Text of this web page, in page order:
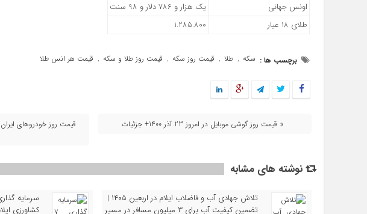
اونس جهانی
یک هزار و 786 دلار و 98 سنت
طلای ۱۸ عیار
1.285.800
برچسب ها : سکه , طلا , قیمت روز سکه , قیمت روز طلا و سکه , قیمت هر انس طلا
« قیمت روز گوشی موبایل در امروز 23 آذر 1400+ جزئیات
نوشته های مشابه
تلاش جهادی آب و فاضلاب ایلام در اربعین ۱۴۰۵ |
تضمین کیفیت آب برای ۳ میلیون مسافر در مسیر